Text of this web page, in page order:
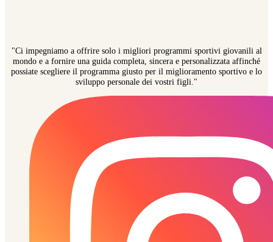
"Ci impegniamo a offrire solo i migliori programmi sportivi giovanili al
mondo e a fornire una guida completa, sincera e personalizzata affinché
possiate scegliere il programma giusto per il miglioramento sportivo e lo
sviluppo personale dei vostri figli."